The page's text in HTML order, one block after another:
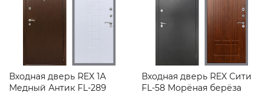
Входная дверь REX 1А
Медный Антик FL-289
Входная дверь REX Сити
FL-58 Морёная берёза